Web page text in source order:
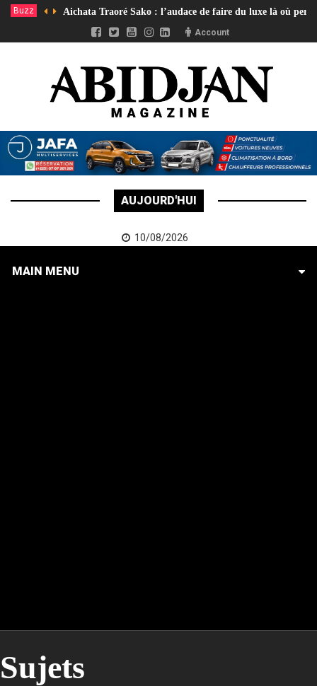
Buzz Aichata Traoré Sako : l’audace de faire du luxe là où
Account
AUJOURD'HUI
10/08/2026
MAIN MENU
Sujets